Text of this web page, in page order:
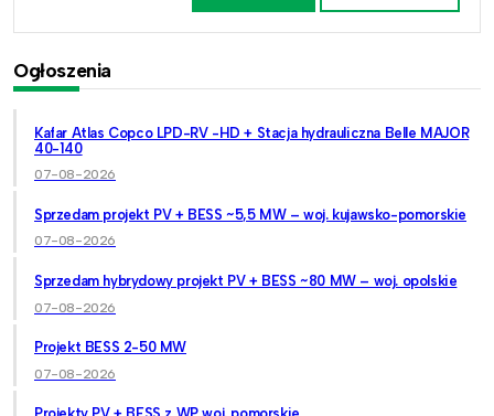
Ogłoszenia
Kafar Atlas Copco LPD-RV -HD + Stacja hydrauliczna Belle MAJOR
40-140
07-08-2026
Sprzedam projekt PV + BESS ~5,5 MW – woj. kujawsko-pomorskie
07-08-2026
Sprzedam hybrydowy projekt PV + BESS ~80 MW – woj. opolskie
07-08-2026
Projekt BESS 2-50 MW
07-08-2026